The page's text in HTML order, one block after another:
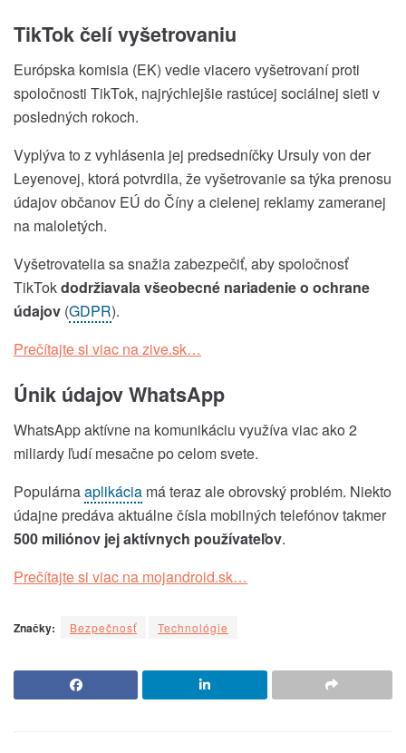
TikTok čelí vyšetrovaniu
Európska komisia (EK) vedie viacero vyšetrovaní proti
spoločnosti TikTok, najrýchlejšie rastúcej sociálnej sieti v
posledných rokoch.
Vyplýva to z vyhlásenia jej predsedníčky Ursuly von der
Leyenovej, ktorá potvrdila, že vyšetrovanie sa týka prenosu
údajov občanov EÚ do Číny a cielenej reklamy zameranej
na maloletých.
Vyšetrovatelia sa snažia zabezpečiť, aby spoločnosť
TikTokdodržiavala všeobecné nariadenie o ochrane
údajov (GDPR).
Prečítajte si viac na zive.sk…
Únik údajov WhatsApp
WhatsApp aktívne na komunikáciu využíva viac ako 2
miliardy ľudí mesačne po celom svete.
Populárnaaplikácia má teraz ale obrovský problém. Niekto
údajne predáva aktuálne čísla mobilných telefónov takmer
500 miliónov jej aktívnych používateľov.
Prečítajte si viac na mojandroid.sk…
Značky: Bezpečnosť Technológie